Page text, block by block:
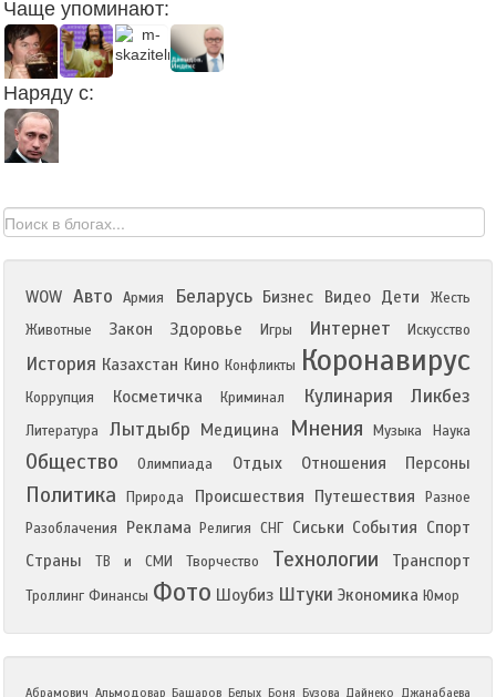
Чаще упоминают:
Наряду с:
WOW Авто Армия Беларусь Бизнес Видео Дети
Жесть
Животные
Закон Здоровье Игры Интернет Искусство
История Казахстан Кино Конфликты Коронавирус
Коррупция Косметичка Криминал Кулинария Ликбез
Литература Лытдыбр Медицина Мнения Музыка Наука
Общество Олимпиада Отдых Отношения Персоны
Политика Природа Происшествия Путешествия
Разное
Разоблачения
Реклама Религия СНГ Сиськи События Спорт
Страны
ТВ и СМИ Творчество Технологии Транспорт
Троллинг Финансы Фото Шоубиз Штуки Экономика Юмор
Абрамович Альмодовар Башаров Белых Боня Бузова Дайнеко Джанабаева